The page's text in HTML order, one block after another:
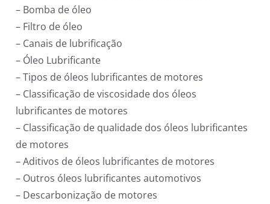
– Bomba de óleo
– Filtro de óleo
– Canais de lubrificação
– Óleo Lubrificante
– Tipos de óleos lubrificantes de motores
– Classificação de viscosidade dos óleos
lubrificantes de motores
– Classificação de qualidade dos óleos lubrificantes
de motores
– Aditivos de óleos lubrificantes de motores
– Outros óleos lubrificantes automotivos
– Descarbonização de motores